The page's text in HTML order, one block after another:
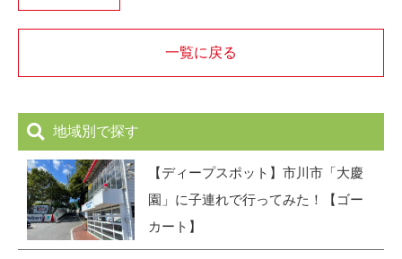
一覧に戻る
地域別で探す
【ディープスポット】市川市「大慶
園」に子連れで行ってみた！【ゴー
カート】